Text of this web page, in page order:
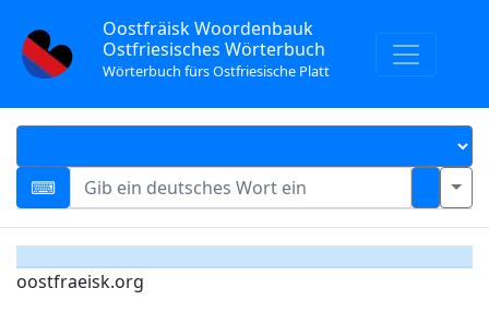
Oostfräisk Woordenbauk
Ostfriesisches Wörterbuch
Wörterbuch fürs Ostfriesische Platt
oostfraeisk.org